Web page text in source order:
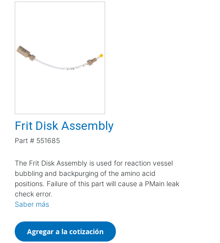
Frit Disk Assembly
Part # 551685
The Frit Disk Assembly is used for reaction vessel
bubbling and backpurging of the amino acid
positions. Failure of this part will cause a PMain leak
check error.
Saber más
Agregar a la cotización